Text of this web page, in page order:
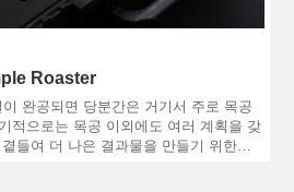
Roaster
완공되면 당분간은 거기서 주로 목공
적으로는 목공 이외에도 여러 계획을 갖
들여 더 나은 결과물을 만들기 위한…